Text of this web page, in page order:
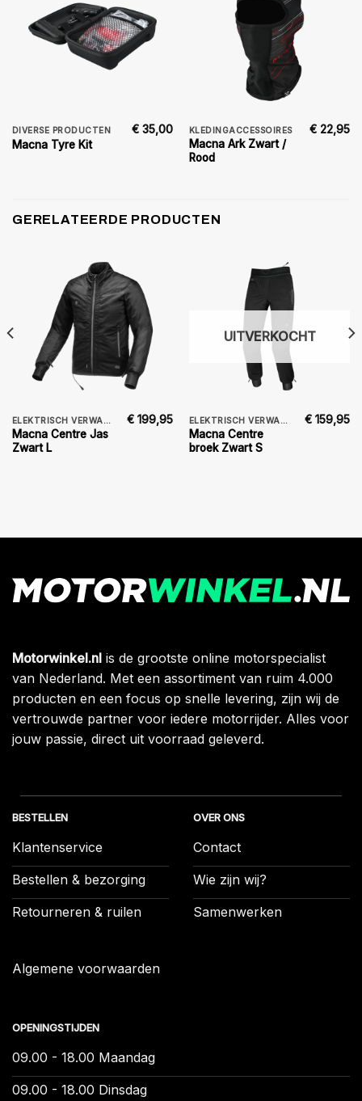
DIVERSE PRODUCTEN
Macna Tyre Kit
€ 35,00 KLEDINGACCESSOIRES
Macna Ark Zwart /
Rood
€ 22,95
GERELATEERDE PRODUCTEN
ELEKTRISCH VERWARMDE JAS
Macna Centre Jas
Zwart L
€ 199,95
UITVERKOCHT
ELEKTRISCH VERWARMDE JAS
Macna Centre
broek Zwart S
€ 159,95
Motorwinkel.nl is de grootste online motorspecialist
van Nederland. Met een assortiment van ruim 4.000
producten en een focus op snelle levering, zijn wij de
vertrouwde partner voor iedere motorrijder. Alles voor
jouw passie, direct uit voorraad geleverd.
BESTELLEN
Klantenservice
Bestellen & bezorging
Retourneren & ruilen
Algemene voorwaarden
OVER ONS
Contact
Wie zijn wij?
Samenwerken
OPENINGSTIJDEN
09.00 - 18.00 Maandag
09.00 - 18.00 Dinsdag